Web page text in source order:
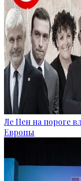
Ле Пен на пороге
Европы